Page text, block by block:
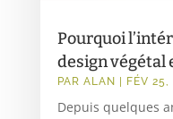
Pourquoi
design végétal
PAR ALAN FÉV 25,
Depuis quelques